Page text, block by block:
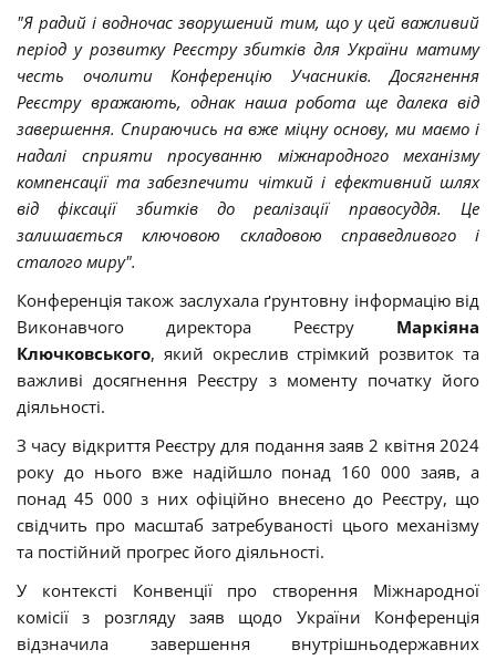
"Я радий і водночас зворушений тим, що у цей важливий
період у розвитку Реєстру збитків для України матиму
честь очолити Конференцію Учасників. Досягнення
Реєстру вражають, однак наша робота ще далека від
завершення. Спираючись на вже міцну основу, ми маємо і
надалі сприяти просуванню міжнародного механізму
компенсації та забезпечити чіткий і ефективний шлях
від фіксації збитків до реалізації правосуддя. Це
залишається ключовою складовою справедливого і
сталого миру".
Конференція також заслухала ґрунтовну інформацію від
Виконавчого директора Реєстру Маркіяна
Ключковського, який окреслив стрімкий розвиток та
важливі досягнення Реєстру з моменту початку його
діяльності.
З часу відкриття Реєстру для подання заяв 2 квітня 2024
року до нього вже надійшло понад 160 000 заяв, а
понад 45 000 з них офіційно внесено до Реєстру, що
свідчить про масштаб затребуваності цього механізму
та постійний прогрес його діяльності.
У контексті Конвенції про створення Міжнародної
комісії з розгляду заяв щодо України Конференція
відзначила завершення внутрішньодержавних